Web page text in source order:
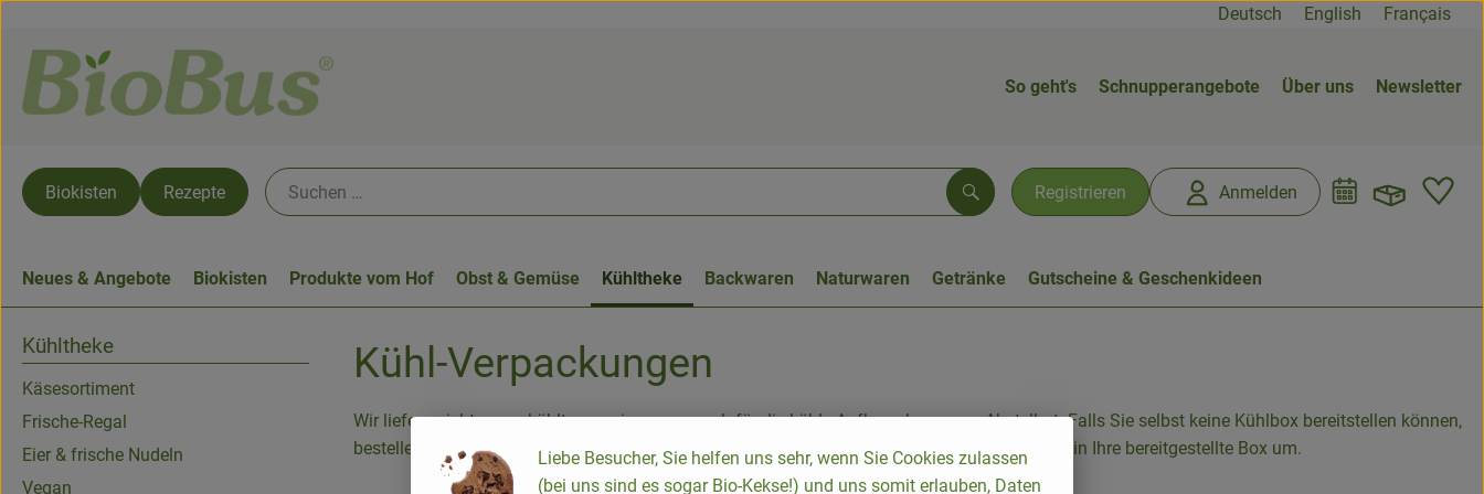
Deutsch English Français
So geht's Schnupperangebote Über uns Newsletter
Registrieren Anmelden
Suchen
Biokisten Rezepte
Neues & Angebote Biokisten Produkte vom Hof Obst & Gemüse Kühltheke Backwaren Naturwaren Getränke Gutscheine & Geschenkideen
Kühltheke
Käsesortiment
Frische-Regal
Eier & frische Nudeln
Vegan
Kühl-Verpackungen
Wir liefern nicht nur gekühlt aus, wir sorgen auch für die kühle Aufbewahrung am Abstellort. Falls Sie selbst keine Kühlbox bereitstellen können,
bestellen Sie sich eine Kühlbox. Unsere Biobus-Fahrer packen dann die empfindlichen Waren in Ihre bereitgestellte Box um.
Liebe Besucher, Sie helfen uns sehr, wenn Sie Cookies zulassen
(bei uns sind es sogar Bio-Kekse!) und uns somit erlauben, Daten